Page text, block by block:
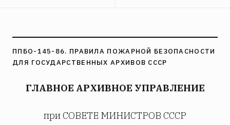
ППБО-145-86. ПРАВИЛА ПОЖАРНОЙ БЕЗОПАСНОСТИ
ДЛЯ ГОСУДАРСТВЕННЫХ АРХИВОВ СССР
ГЛАВНОЕ АРХИВНОЕ УПРАВЛЕНИЕ
при СОВЕТЕ МИНИСТРОВ СССР